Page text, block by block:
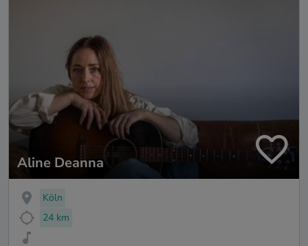
Aline Deanna
Köln
24 km